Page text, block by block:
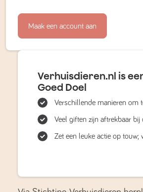
Maak een account aan
Verhuisdieren.nl is
Goed Doel
Verschillende manieren om
Veel giften zijn aftrekbaar bij
Zet een leuke actie op touw;